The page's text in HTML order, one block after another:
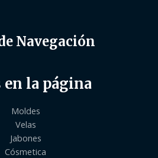
Navegación
la página
Moldes
Velas
Jabones
Cósmetica